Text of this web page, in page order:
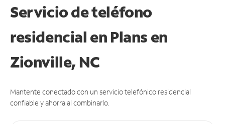
Servicio de teléfono
residencial en Plans en
Zionville, NC
Mantente conectado con un servicio telefónico residencial
confiable y ahorra al combinarlo.